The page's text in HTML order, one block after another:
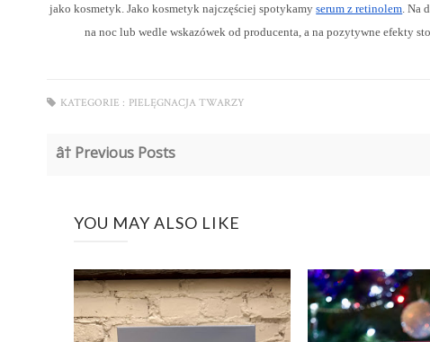
jako kosmetyk. Jako kosmetyk najczęściej spotykamyserum z retinolem . Na
na noc lub wedle wskazówek od producenta, a na pozytywne efekty
KATEGORIE : PIELĘGNACJA TWARZY
â† Previous Posts
YOU MAY ALSO LIKE